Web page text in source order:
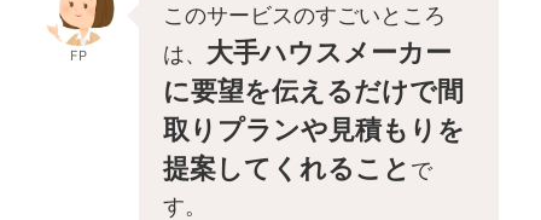
FP
このサービスのすごいところ
は、 大手ハウスメーカー
に要望を伝えるだけで間
取りプランや見積もりを
提案してくれること で
す。